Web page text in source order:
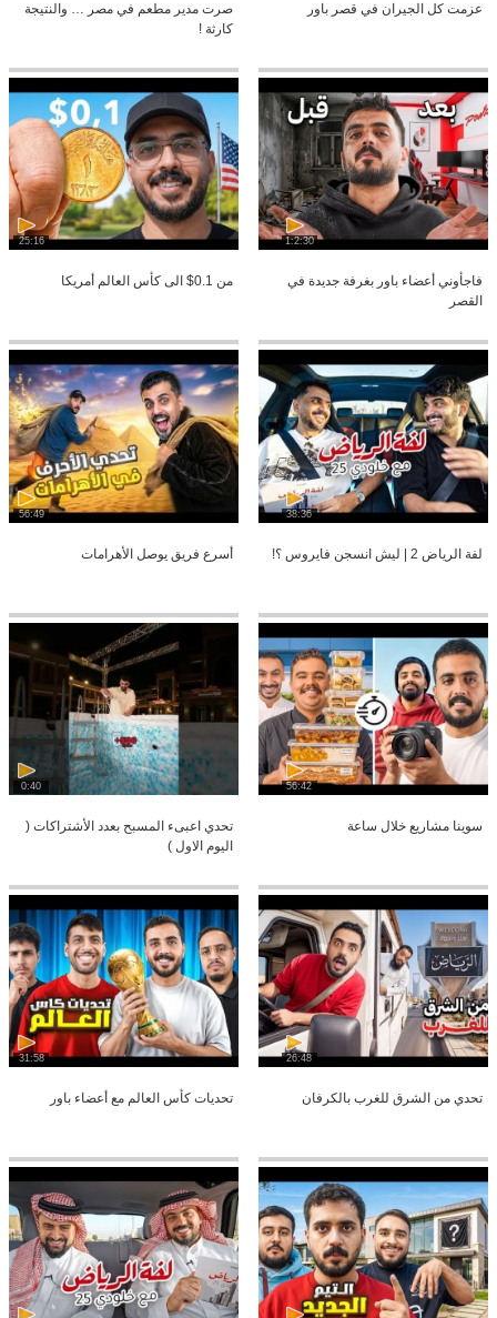
عزمت كل الجيران في قصر باور
صرت مدير مطعم في مصر … والنتيجة
كارثة !
1:2:30
فاجأوني أعضاء باور بغرفة جديدة في
القصر
25:16
من 0.1$ الى كأس العالم أمريكا
38:36
لفة الرياض 2 | ليش انسجن فايروس ؟!
56:49
أسرع فريق يوصل الأهرامات
56:42
سوينا مشاريع خلال ساعة
0:40
تحدي اعبىء المسبح بعدد الأشتراكات (
اليوم الاول )
26:48
تحدي من الشرق للغرب بالكرفان
31:58
تحديات كأس العالم مع أعضاء باور